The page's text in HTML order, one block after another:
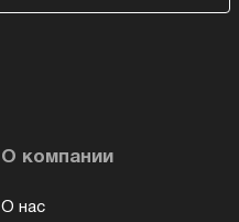
О компании
О нас